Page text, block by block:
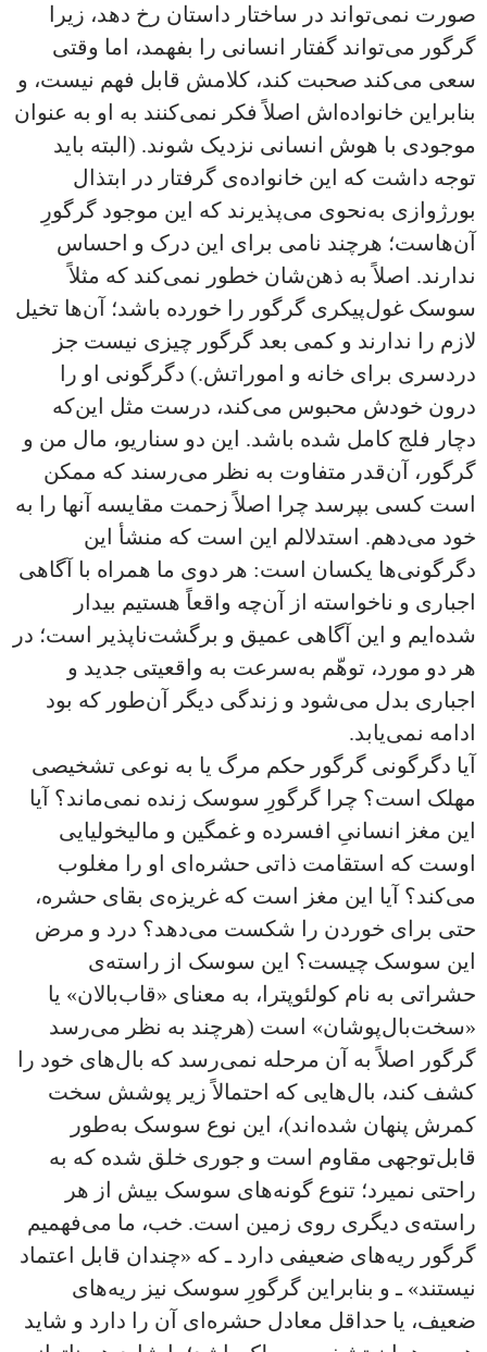
صورت نمی‌تواند در ساختار داستان رخ دهد، زیرا
گرگور می‌تواند گفتار انسانی را بفهمد، اما وقتی
سعی می‌کند صحبت کند، کلامش قابل فهم نیست، و
بنابراین خانواده‌اش اصلاً فکر نمی‌کنند به او به عنوان
موجودی با هوش انسانی نزدیک شوند. (البته باید
توجه داشت که این خانواده‌ی گرفتار در ابتذال
بورژوازی به‌نحوی می‌پذیرند که این موجود گرگورِ
آن‌هاست؛ هرچند نامی برای این درک و احساس
ندارند. اصلاً به ذهن‌شان خطور نمی‌کند که مثلاً
سوسک غول‌پیکری گرگور را خورده باشد؛ آن‌ها تخیل
لازم را ندارند و کمی بعد گرگور چیزی نیست جز
دردسری برای خانه و اموراتش.) دگرگونی او را
درون خودش محبوس می‌کند، درست مثل این‌که
دچار فلج کامل شده باشد. این دو سناریو، مال من و
گرگور، آن‌قدر متفاوت به نظر می‌رسند که ممکن
است کسی بپرسد چرا اصلاً زحمت مقایسه آنها را به
خود می‌دهم. استدلالم این است که منشأ این
دگرگونی‌ها یکسان است: هر دوی ما همراه با آگاهی
اجباری و ناخواسته از آن‌چه واقعاً هستیم بیدار
شده‌ایم و این آگاهی عمیق و برگشت‌ناپذیر است؛ در
هر دو مورد، توهّم به‌سرعت به واقعیتی جدید و
اجباری بدل می‌شود و زندگی دیگر آن‌طور که بود
ادامه نمی‌یابد.
آیا دگرگونی گرگور حکم مرگ یا به نوعی تشخیصی
مهلک است؟ چرا گرگورِ سوسک زنده نمی‌ماند؟ آیا
این مغز انسانیِ افسرده و غمگین و مالیخولیایی
اوست که استقامت ذاتی حشره‌ای او را مغلوب
می‌کند؟ آیا این مغز است که غریزه‌ی بقای حشره،
حتی برای خوردن را شکست می‌دهد؟ درد و مرض
این سوسک چیست؟ این سوسک از راسته‌ی
حشراتی به نام کولئوپترا، به معنای «قاب‌بالان» یا
«سخت‌بال‌پوشان» است (هرچند به نظر می‌رسد
گرگور اصلاً به آن مرحله نمی‌رسد که بال‌های خود را
کشف کند، بال‌هایی که احتمالاً زیر پوشش سخت
کمرش پنهان شده‌اند)، این نوع سوسک به‌طور
قابل‌توجهی مقاوم است و جوری خلق شده که به
راحتی نمیرد؛ تنوع گونه‌های سوسک بیش از هر
راسته‌ی دیگری روی زمین است. خب، ما می‌فهمیم
گرگور ریه‌های ضعیفی دارد ـ که «چندان قابل اعتماد
نیستند» ـ و بنابراین گرگورِ سوسک نیز ریه‌های
ضعیف، یا حداقل معادل حشره‌ای آن را دارد و شاید